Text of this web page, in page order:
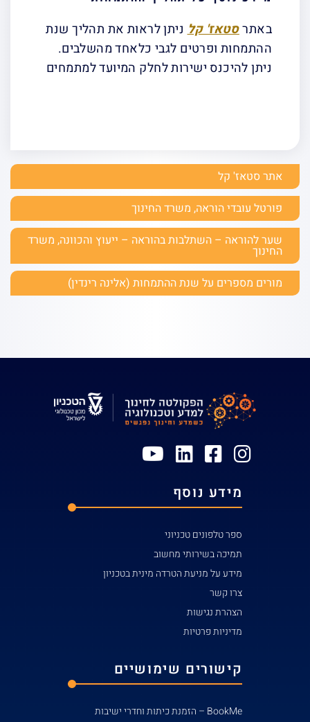
באתרסטאז' קלניתן לראות את תהליך שנת
ההתמחות ופרטים לגבי כלאחד מהשלבים.
ניתן להיכנס ישירות לחלק המיועד למתמחים
אתר סטאז' קל
פורטל עובדי הוראה, משרד החינוך
שער להוראה – השתלבות בהוראה – ייעוץ והכוונה, משרד
החינוך
מורים מספרים על שנת ההתמחות (אלינה רינדין)
מידע נוסף
ספר טלפונים טכניוני
תמיכה בשירותי מחשוב
מידע על מניעת הטרדה מינית בטכניון
צרו קשר
הצהרת נגישות
מדיניות פרטיות
קישורים שימושיים
BookMe – הזמנת כיתות וחדרי ישיבות